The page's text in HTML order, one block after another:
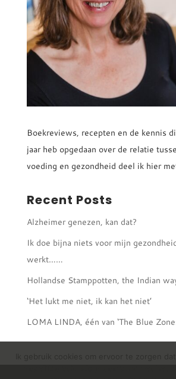
Boekreviews, recepten en de kennis
jaar heb opgedaan over de relatie
voeding en gezondheid deel ik hier
Recent Posts
Alzheimer genezen, kan dat?
Ik doe bijna niets voor mijn
werkt……
Hollandse Stamppotten, the Indian
‘Het lukt me niet, ik kan het niet’
LOMA LINDA, één van ‘The Blue